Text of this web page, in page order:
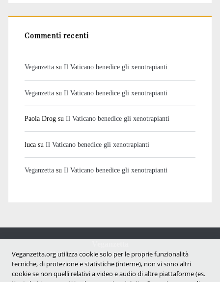
Commenti recenti
Veganzettasu Il Vaticano benedice gli xenotrapianti
Veganzettasu Il Vaticano benedice gli xenotrapianti
Paola Drogsu Il Vaticano benedice gli xenotrapianti
lucasu Il Vaticano benedice gli xenotrapianti
Veganzettasu Il Vaticano benedice gli xenotrapianti
Notizie dal mondo vegan e antispecista
Veganzetta.org utilizza cookie solo per le proprie funzionalità
tecniche, di protezione e statistiche (interne), non vi sono altri
cookie se non quelli relativi a video e audio di altre piattaforme (es.